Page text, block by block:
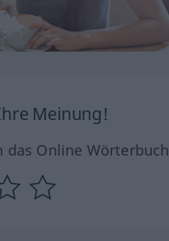
Meinung!
das Online